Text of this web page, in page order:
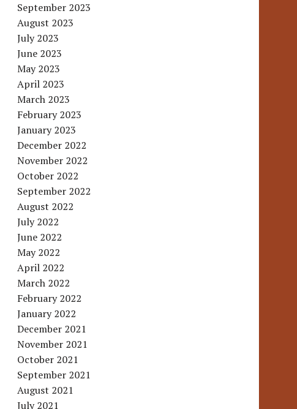
September 2023
August 2023
July 2023
June 2023
May 2023
April 2023
March 2023
February 2023
January 2023
December 2022
November 2022
October 2022
September 2022
August 2022
July 2022
June 2022
May 2022
April 2022
March 2022
February 2022
January 2022
December 2021
November 2021
October 2021
September 2021
August 2021
July 2021